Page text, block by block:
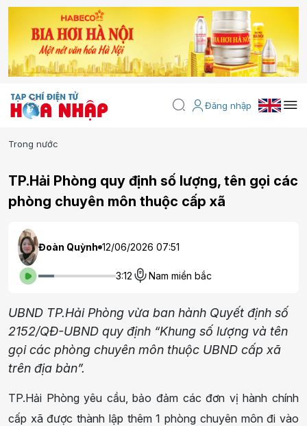
Đăng nhập
Trong nước
TP.Hải Phòng quy định số lượng, tên gọi các
phòng chuyên môn thuộc cấp xã
Đoàn Quỳnh 12/06/2026 07:51
3:12 Nam miền bắc
UBND TP.Hải Phòng vừa ban hành Quyết định số
2152/QĐ-UBND quy định “Khung số lượng và tên
gọi các phòng chuyên môn thuộc UBND cấp xã
trên địa bàn”.
TP.Hải Phòng yêu cầu, bảo đảm các đơn vị hành chính
cấp xã được thành lập thêm 1 phòng chuyên môn đi vào